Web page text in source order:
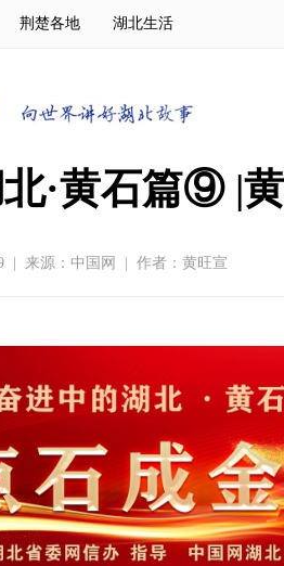
荆楚各地 湖北生活
·黄石篇⑨ |
来源： 中国网 作者：黄旺宣